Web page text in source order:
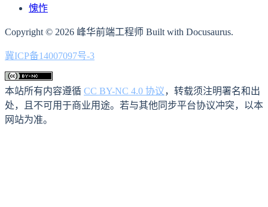
愧怍
Copyright © 2026 峰华前端工程师 Built with Docusaurus.
冀ICP备14007097号-3
本站所有内容遵循 CC BY-NC 4.0 协议，转载须注明署名和出
处，且不可用于商业用途。若与其他同步平台协议冲突，以本
网站为准。